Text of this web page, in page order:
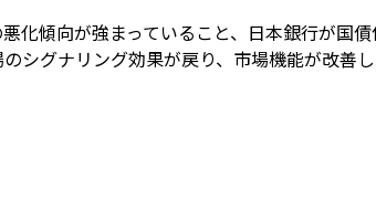
化傾向が強まっていること、日本銀行が国
シグナリング効果が戻り、市場機能が改善